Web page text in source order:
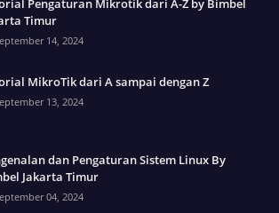
Pengaturan Mikrotik dari A-Z by Bimbel
Timur
14, 2024
MikroTik dari A sampai dengan Z
13, 2024
dan Pengaturan Sistem Linux By
Jakarta Timur
04, 2024